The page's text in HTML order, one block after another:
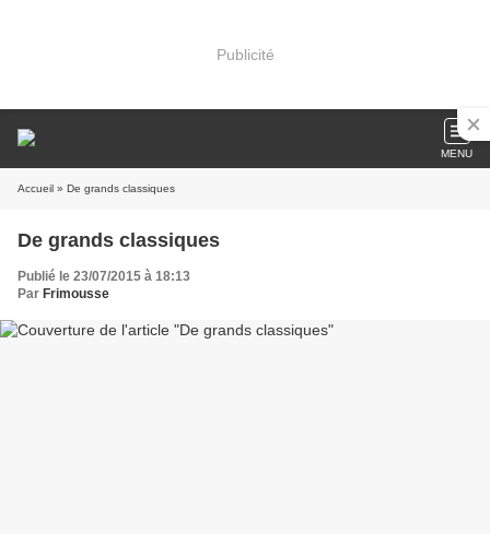
Publicité
MENU
Accueil » De grands classiques
De grands classiques
Publié le 23/07/2015 à 18:13
Par Frimousse